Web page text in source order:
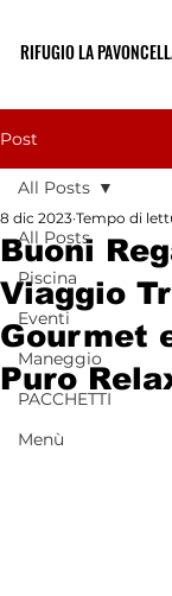
RIFUGIO LA
Post
All Posts
Piscina
Eventi
Maneggio
PACCHETTI
Menù
All Posts
Buoni
Viaggio
Gourmet
Puro
8 dic 2023 Tempo di